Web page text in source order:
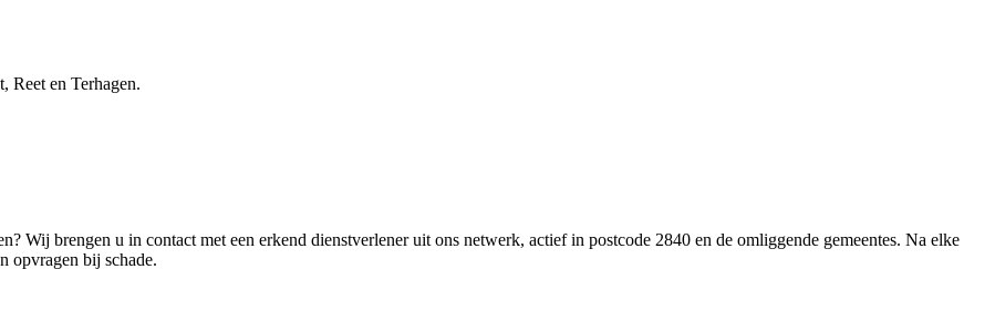
Reet en Terhagen.
Wij brengen u in contact met een erkend dienstverlener uit ons netwerk, actief in postcode 2840 en de omliggende gemeentes. Na elke
opvragen bij schade.